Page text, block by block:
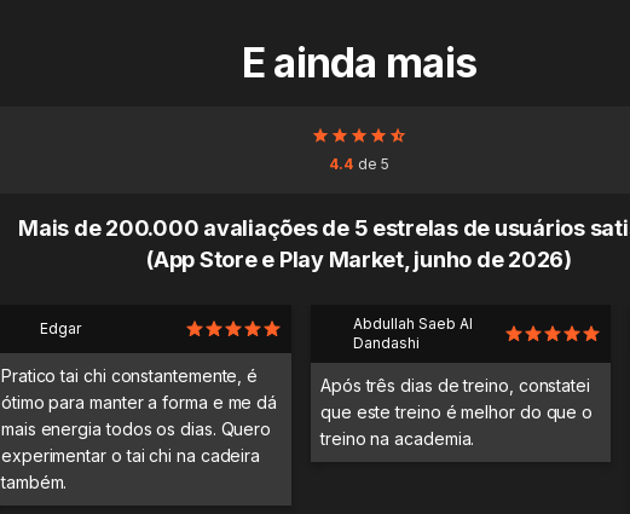
E ainda mais
4.4 de 5
Mais de 200.000 avaliações de 5 estrelas de usuários
(App Store e Play Market, junho de 2026)
Edgar
Pratico tai chi constantemente, é
ótimo para manter a forma e me dá
mais energia todos os dias. Quero
experimentar o tai chi na cadeira
também.
Abdullah Saeb Al
Dandashi
Após três dias de treino, constatei
que este treino é melhor do que o
treino na academia.